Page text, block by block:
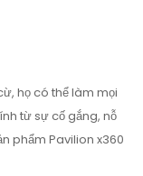
họ có thể làm mọi
từ sự cố gắng, nỗ
phẩm Pavilion x360